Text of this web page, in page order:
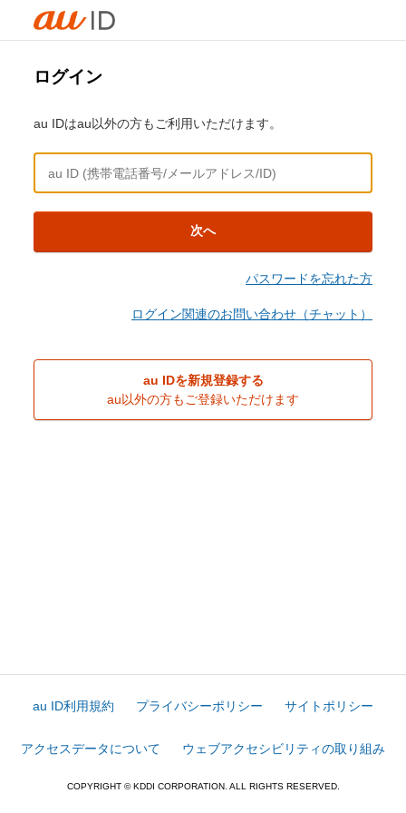
ログイン
au IDはau以外の方もご利用いただけます。
次へ
パスワードを忘れた方
ログイン関連のお問い合わせ（チャット）
au IDを新規登録する
au以外の方もご登録いただけます
au ID利用規約 プライバシーポリシー サイトポリシー
アクセスデータについて ウェブアクセシビリティの取り組み
COPYRIGHT © KDDI CORPORATION. ALL RIGHTS RESERVED.